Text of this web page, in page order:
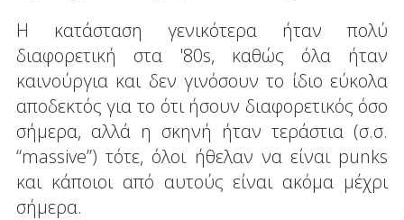
Η κατάσταση γενικότερα ήταν πολύ
διαφορετική στα '80s, καθώς όλα ήταν
καινούργια και δεν γινόσουν το ίδιο εύκολα
αποδεκτός για το ότι ήσουν διαφορετικός όσο
σήμερα, αλλά η σκηνή ήταν τεράστια (σ.σ.
“massive”) τότε, όλοι ήθελαν να είναι punks
και κάποιοι από αυτούς είναι ακόμα μέχρι
σήμερα.